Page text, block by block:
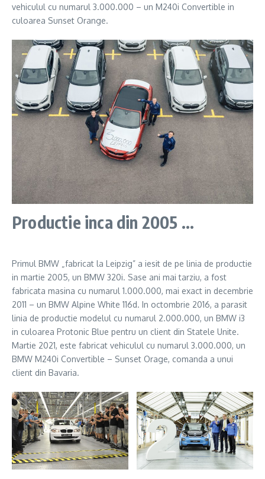
vehiculul cu numarul 3.000.000 – un M240i Convertible in
culoarea Sunset Orange.
Productie inca din 2005 …
Primul BMW „fabricat la Leipzig” a iesit de pe linia de productie
in martie 2005, un BMW 320i. Sase ani mai tarziu, a fost
fabricata masina cu numarul 1.000.000, mai exact in decembrie
2011 – un BMW Alpine White 116d. In octombrie 2016, a parasit
linia de productie modelul cu numarul 2.000.000, un BMW i3
in culoarea Protonic Blue pentru un client din Statele Unite.
Martie 2021, este fabricat vehiculul cu numarul 3.000.000, un
BMW M240i Convertible – Sunset Orage, comanda a unui
client din Bavaria.